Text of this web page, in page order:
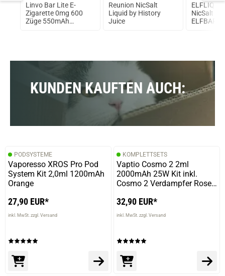
Linvo Bar Lite E-
Zigarette 0mg 600
Züge 550mAh
Reunion NicSalt
Liquid by History
Juice
ELFLIQ –
NicSalt
ELFBAR
KUNDEN KAUFTEN AUCH:
PODSYSTEME
Vaporesso XROS Pro Pod
System Kit 2,0ml 1200mAh
Orange
27,90 EUR*
inkl. MwSt. zzgl. Versand
KOMPLETTSETS
Vaptio Cosmo 2 2ml
2000mAh 25W Kit inkl.
Cosmo 2 Verdampfer Rose
32,90 EUR*
inkl. MwSt. zzgl. Versand